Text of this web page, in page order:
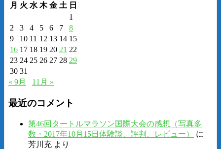
月 火 水 木 金 土 日
1
2
3 4 5 6 7
8
9
10 11 12 13 14 15
16 17 18 19 20 21 22
23 24 25 26 27 28 29
30 31
« 9月
11月 »
最近のコメント
第46回タートルマラソン国際大会の感想（写真多
数・2017年10月15日体験談、評判、レビュー）
に
芳川充 より